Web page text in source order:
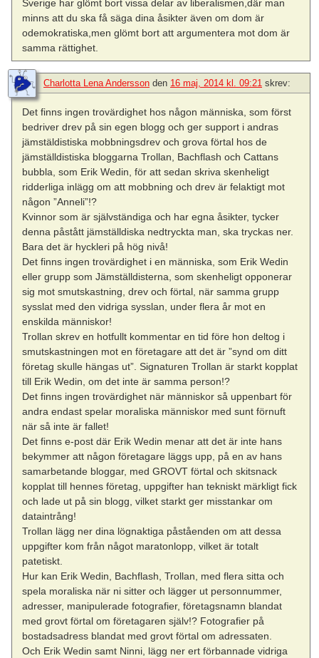
Sverige har glömt bort vissa delar av liberalismen,där man
minns att du ska få säga dina åsikter även om dom är
odemokratiska,men glömt bort att argumentera mot dom är
samma rättighet.
Charlotta Lena Andersson den 16 maj, 2014 kl. 09:21 skrev:
Det finns ingen trovärdighet hos någon människa, som först
bedriver drev på sin egen blogg och ger support i andras
jämstäldistiska mobbningsdrev och grova förtal hos de
jämställdistiska bloggarna Trollan, Bachflash och Cattans
bubbla, som Erik Wedin, för att sedan skriva skenheligt
ridderliga inlägg om att mobbning och drev är felaktigt mot
någon ”Anneli”!?
Kvinnor som är självständiga och har egna åsikter, tycker
denna påstått jämställdiska nedtryckta man, ska tryckas ner.
Bara det är hyckleri på hög nivå!
Det finns ingen trovärdighet i en människa, som Erik Wedin
eller grupp som Jämställdisterna, som skenheligt opponerar
sig mot smutskastning, drev och förtal, när samma grupp
sysslat med den vidriga sysslan, under flera år mot en
enskilda människor!
Trollan skrev en hotfullt kommentar en tid före hon deltog i
smutskastningen mot en företagare att det är ”synd om ditt
företag skulle hängas ut”. Signaturen Trollan är starkt kopplat
till Erik Wedin, om det inte är samma person!?
Det finns ingen trovärdighet när människor så uppenbart för
andra endast spelar moraliska människor med sunt förnuft
när så inte är fallet!
Det finns e-post där Erik Wedin menar att det är inte hans
bekymmer att någon företagare läggs upp, på en av hans
samarbetande bloggar, med GROVT förtal och skitsnack
kopplat till hennes företag, uppgifter han tekniskt märkligt fick
och lade ut på sin blogg, vilket starkt ger misstankar om
dataintrång!
Trollan lägg ner dina lögnaktiga påståenden om att dessa
uppgifter kom från något maratonlopp, vilket är totalt
patetiskt.
Hur kan Erik Wedin, Bachflash, Trollan, med flera sitta och
spela moraliska när ni sitter och lägger ut personnummer,
adresser, manipulerade fotografier, företagsnamn blandat
med grovt förtal om företagaren själv!? Fotografier på
bostadsadress blandat med grovt förtal om adressaten.
Och Erik Wedin samt Ninni, lägg ner ert förbannade vidriga